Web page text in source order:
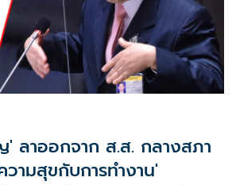
ลาออกจาก ส.ส. กลางสภา
ามสุขกับการทำงาน'